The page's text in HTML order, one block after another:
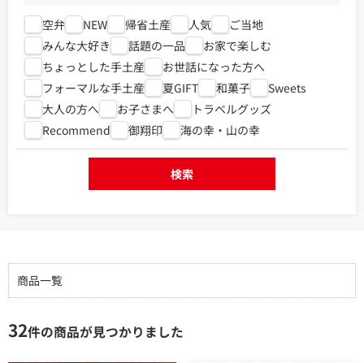
空弁 NEW 帰省土産 人気
ご当地
みんな大好き
話題の一品
お家で楽しむ
ちょっとした手土産
お世話になった方へ
フォーマルな手土産
夏GIFT 和菓子
Sweets
大人の方へ
お子さまへ
トラベルグッズ
Recommend
御翔印 海の幸・山の幸
検索
商品一覧
32件の商品が見つかりました